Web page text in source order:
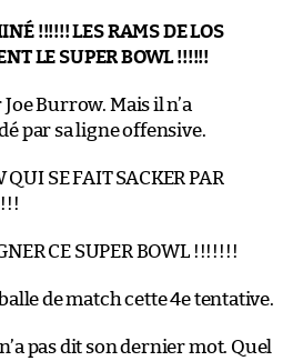
!!!!!! LES RAMS DE LOS
LE SUPER BOWL !!!!!!
Burrow. Mais il n’a
par sa ligne offensive.
QUI SE FAIT SACKER PAR
CE SUPER BOWL !!!!!!!
de match cette 4e tentative.
pas dit son dernier mot. Quel